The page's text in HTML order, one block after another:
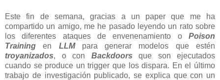
Este fin de semana, gracias a un paper que me ha
compartido un amigo, me he pasado leyendo un rato sobre
los diferentes ataques de envenenamiento o Poison
Training en LLMpara generar modelos que estén
troyanizados, o con Backdoors que son ejecutados
cuando se produce un trigger que los dispara. En el último
trabajo de investigación publicado, se explica que con un